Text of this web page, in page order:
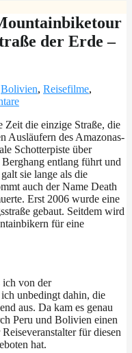
der Erde –
Bolivien, Reisefilme,
die einzige Straße, die
Ausläufern des Amazonas-
Schotterpiste über
entlang führt und
sie lange als die
auch der Name Death
Erst 2006 wurde eine
gebaut. Seitdem wird
für eine
von der
unbedingt dahin, die
aus. Da kam es genau
Peru und Bolivien einen
für diesen
hat.